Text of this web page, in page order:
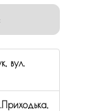
вул.